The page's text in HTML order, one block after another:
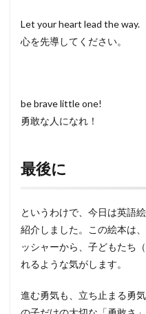
Let your heart lead the way.
心を先導してください。
be brave little one!
勇敢な人になれ！
最後に
というわけで、今日は英語
紹介しました。この絵本は
ッシャーから、子どもたち
れるような気がします。
進む勇気も、立ち止まる勇